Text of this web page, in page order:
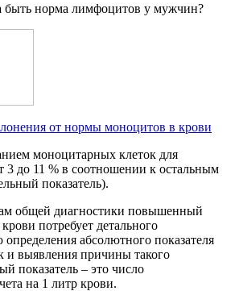
быть норма лимфоцитов у мужчин?
от нормы моноцитов в крови
моноцитарных клеток для
3 до 11 % в соотношении к остальным
показатель).
общей диагностики повышенный
потребует детального
абсолютного показателя
и выявления причины такого
показатель – это число
на 1 литр крови.